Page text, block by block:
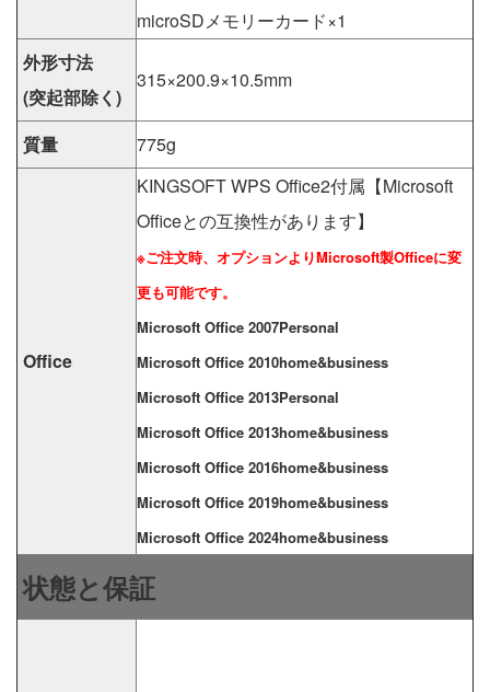
microSDメモリーカード×1
外形寸法
(突起部除く)
315×200.9×10.5mm
質量 775g
Office
KINGSOFT WPS Office2付属【Microsoft
Officeとの互換性があります】
※ご注文時、オプションよりMicrosoft製Officeに変
更も可能です。
Microsoft Office 2007Personal
Microsoft Office 2010home&business
Microsoft Office 2013Personal
Microsoft Office 2013home&business
Microsoft Office 2016home&business
Microsoft Office 2019home&business
Microsoft Office 2024home&business
状態と保証